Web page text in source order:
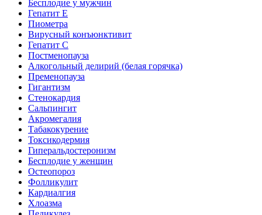
Бесплодие у мужчин
Гепатит E
Пиометра
Вирусный конъюнктивит
Гепатит C
Постменопауза
Алкогольный делирий (белая горячка)
Пременопауза
Гигантизм
Стенокардия
Сальпингит
Акромегалия
Табакокурение
Токсикодермия
Гиперальдостеронизм
Бесплодие у женщин
Остеопороз
Фолликулит
Кардиалгия
Хлоазма